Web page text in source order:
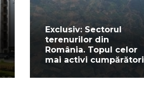
Exclusiv: Sectorul
terenurilor din
România. Topul celor
mai activi cumpărători